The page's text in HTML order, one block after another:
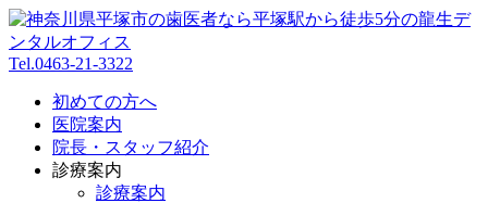
Tel.0463-21-3322
初めての方へ
医院案内
院長・スタッフ紹介
診療案内
診療案内